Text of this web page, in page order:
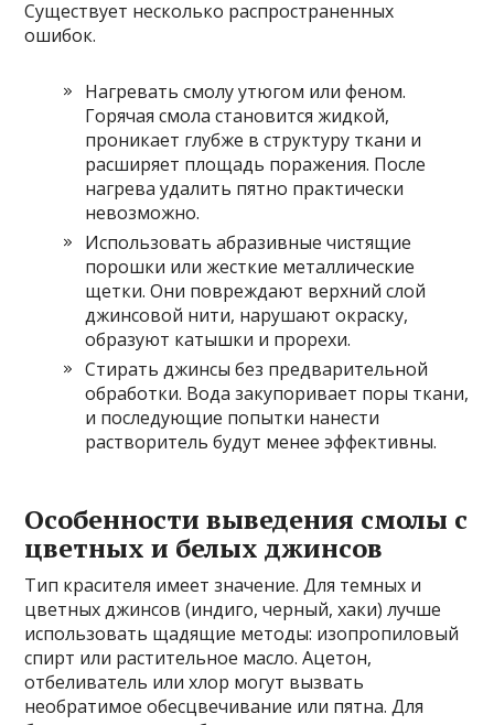
Существует несколько распространенных
ошибок.
Нагревать смолу утюгом или феном.
Горячая смола становится жидкой,
проникает глубже в структуру ткани и
расширяет площадь поражения. После
нагрева удалить пятно практически
невозможно.
Использовать абразивные чистящие
порошки или жесткие металлические
щетки. Они повреждают верхний слой
джинсовой нити, нарушают окраску,
образуют катышки и прорехи.
Стирать джинсы без предварительной
обработки. Вода закупоривает поры ткани,
и последующие попытки нанести
растворитель будут менее эффективны.
Особенности выведения смолы с
цветных и белых джинсов
Тип красителя имеет значение. Для темных и
цветных джинсов (индиго, черный, хаки) лучше
использовать щадящие методы: изопропиловый
спирт или растительное масло. Ацетон,
отбеливатель или хлор могут вызвать
необратимое обесцвечивание или пятна. Для